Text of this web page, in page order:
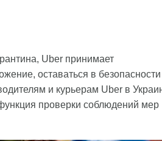
Uber принимает
оставаться в
и курьерам Uber в
проверки соблюдений мер